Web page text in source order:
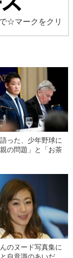
で☆マークをクリ
った、少年野球に
の問題」と「お茶
のヌード写真集に
自意識のあいだ